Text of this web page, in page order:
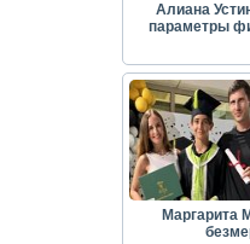
Алиана
параметры
Маргарита